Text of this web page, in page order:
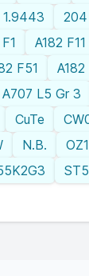
1.9443 204
A182 F11
F51
A707 L5 Gr 3
CuTe
N.B.